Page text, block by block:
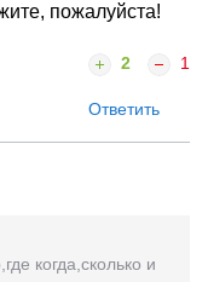
пожалуйста!
2 1
Ответить
когда,сколько и